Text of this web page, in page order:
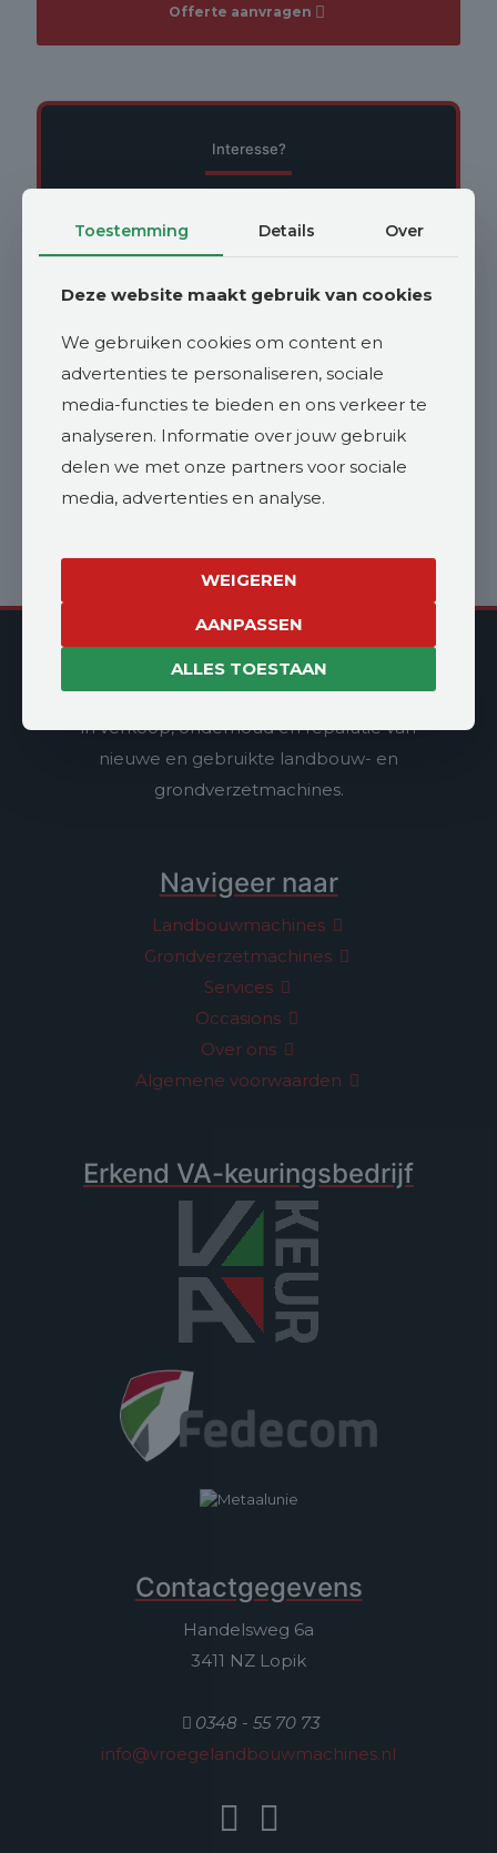
Offerte aanvragen
Interesse?
WhatsApp
Vroege Landbouwmachines
Vroege Landbouwmachines is gespecialiseerd
in verkoop, onderhoud en reparatie van
nieuwe en gebruikte landbouw- en
grondverzetmachines.
Navigeer naar
Landbouwmachines
Grondverzetmachines
Services
Occasions
Over ons
Algemene voorwaarden
Erkend VA-keuringsbedrijf
Contactgegevens
Handelsweg 6a
3411 NZ Lopik
0348 - 55 70 73
info@vroegelandbouwmachines.nl
Toestemming Details Over
Deze website maakt gebruik van cookies
We gebruiken cookies om content en
advertenties te personaliseren, sociale
media-functies te bieden en ons verkeer te
analyseren. Informatie over jouw gebruik
delen we met onze partners voor sociale
media, advertenties en analyse.
WEIGEREN
AANPASSEN
ALLES TOESTAAN